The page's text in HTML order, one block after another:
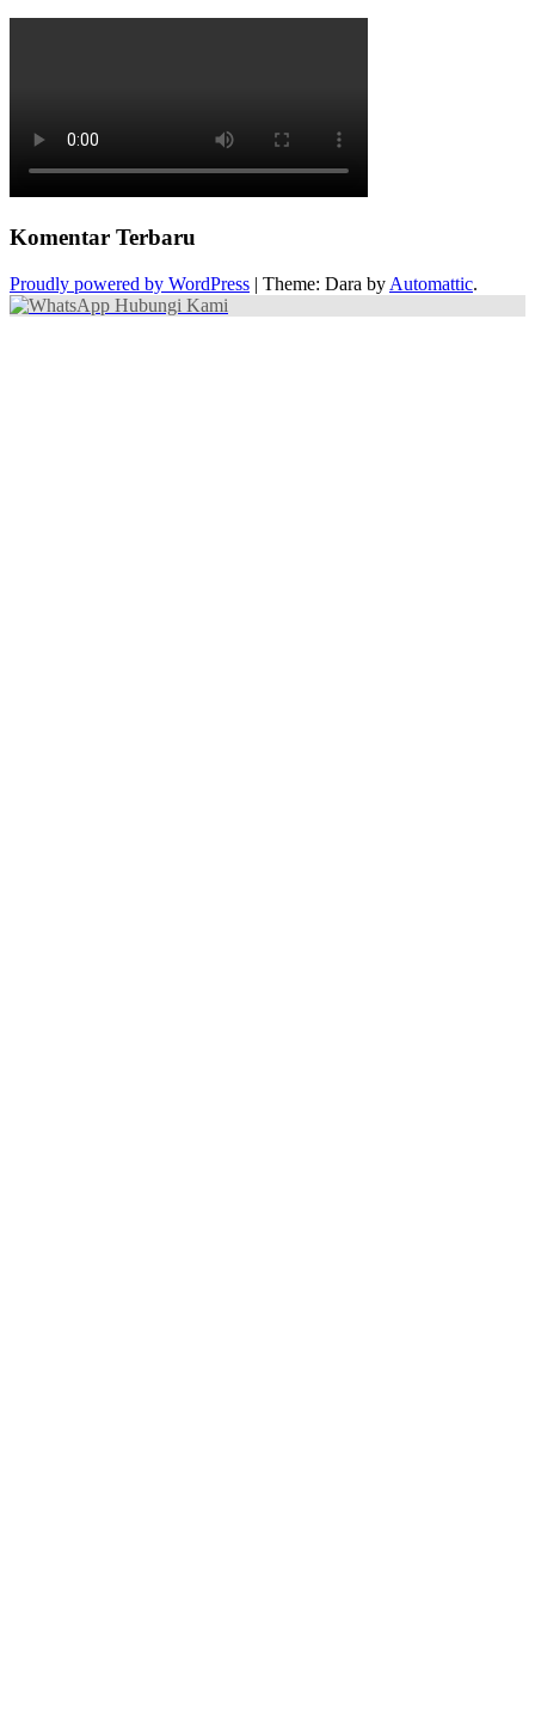
Komentar Terbaru
Proudly powered by WordPress | Theme: Dara by Automattic.
Hubungi Kami